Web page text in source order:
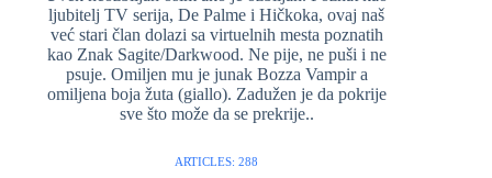
ljubitelj TV serija, De Palme i Hičkoka, ovaj naš
već stari član dolazi sa virtuelnih mesta poznatih
kao Znak Sagite/Darkwood. Ne pije, ne puši i ne
psuje. Omiljen mu je junak Bozza Vampir a
omiljena boja žuta (giallo). Zadužen je da pokrije
sve što može da se prekrije..
ARTICLES: 288